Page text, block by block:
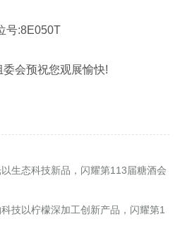
号:8E050T
会预祝您观展愉快!
生态科技新品，闪耀第113届糖酒会
技以柠檬深加工创新产品，闪耀第1